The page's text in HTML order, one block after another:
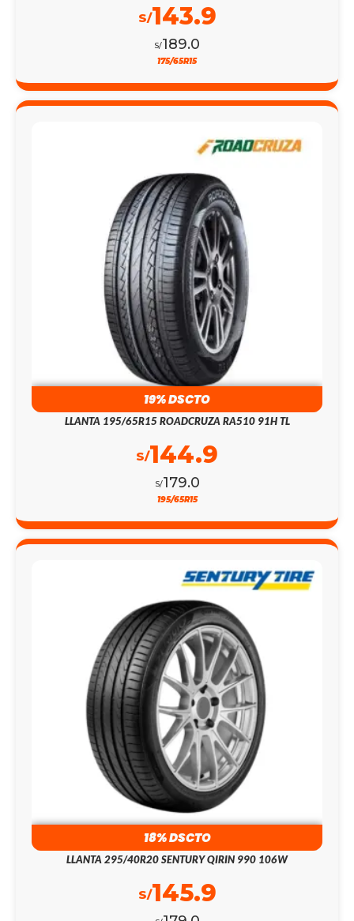
S/189.0
S/143.9
175/65R15
19% DSCTO
LLANTA 195/65R15 ROADCRUZA RA510 91H TL
S/179.0
S/144.9
195/65R15
18% DSCTO
LLANTA 295/40R20 SENTURY QIRIN 990 106W
S/145.9